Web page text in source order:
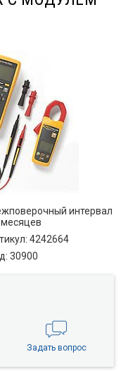
интервал
месяцев
4242664
30900
Задать вопрос